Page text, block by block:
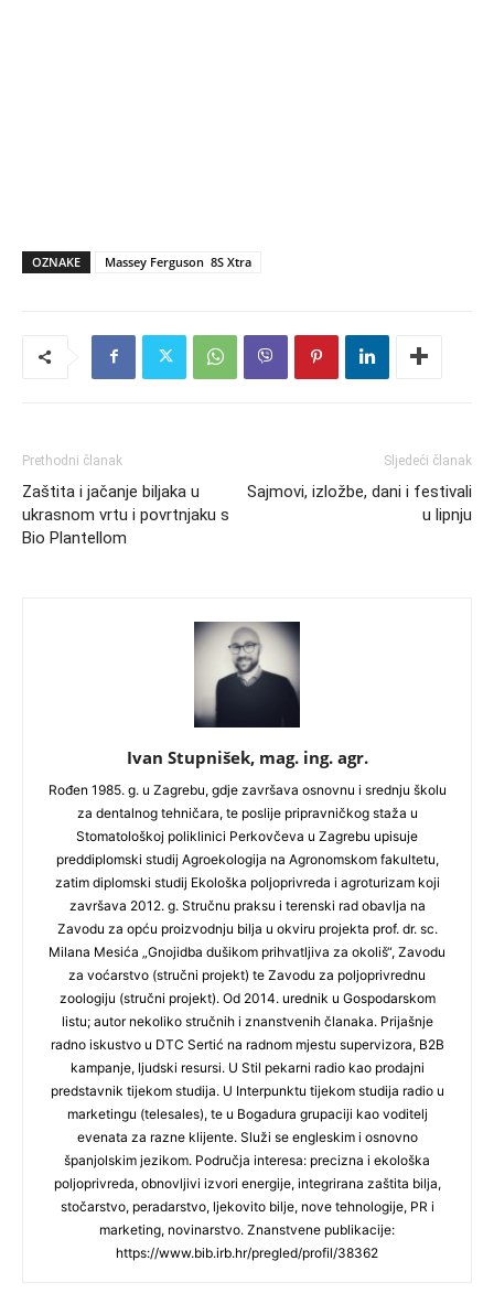
OZNAKE Massey Ferguson 8S Xtra
Prethodni članak
Zaštita i jačanje biljaka u
ukrasnom vrtu i povrtnjaku s
Bio Plantellom
Sljedeći članak
Sajmovi, izložbe, dani i festivali
u lipnju
Ivan Stupnišek, mag. ing. agr.
Rođen 1985. g. u Zagrebu, gdje završava osnovnu i srednju školu
za dentalnog tehničara, te poslije pripravničkog staža u
Stomatološkoj poliklinici Perkovčeva u Zagrebu upisuje
preddiplomski studij Agroekologija na Agronomskom fakultetu,
zatim diplomski studij Ekološka poljoprivreda i agroturizam koji
završava 2012. g. Stručnu praksu i terenski rad obavlja na
Zavodu za opću proizvodnju bilja u okviru projekta prof. dr. sc.
Milana Mesića „Gnojidba dušikom prihvatljiva za okoliš“, Zavodu
za voćarstvo (stručni projekt) te Zavodu za poljoprivrednu
zoologiju (stručni projekt). Od 2014. urednik u Gospodarskom
listu; autor nekoliko stručnih i znanstvenih članaka. Prijašnje
radno iskustvo u DTC Sertić na radnom mjestu supervizora, B2B
kampanje, ljudski resursi. U Stil pekarni radio kao prodajni
predstavnik tijekom studija. U Interpunktu tijekom studija radio u
marketingu (telesales), te u Bogadura grupaciji kao voditelj
evenata za razne klijente. Služi se engleskim i osnovno
španjolskim jezikom. Područja interesa: precizna i ekološka
poljoprivreda, obnovljivi izvori energije, integrirana zaštita bilja,
stočarstvo, peradarstvo, ljekovito bilje, nove tehnologije, PR i
marketing, novinarstvo. Znanstvene publikacije:
https://www.bib.irb.hr/pregled/profil/38362